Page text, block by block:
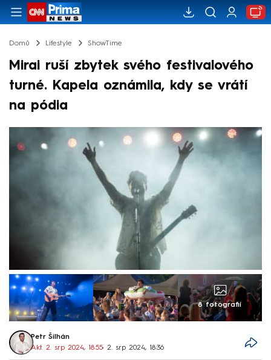
Domů Lifestyle ShowTime
Mirai ruší zbytek svého festivalového
turné. Kapela oznámila, kdy se vrátí
na pódia
8 fotografií
Petr Šilhán
Akt. 2. srp 2024, 18:55• 2. srp 2024, 18:36